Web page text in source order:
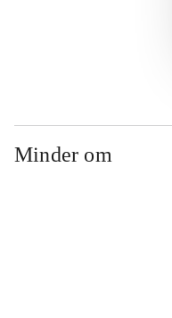
Minder om